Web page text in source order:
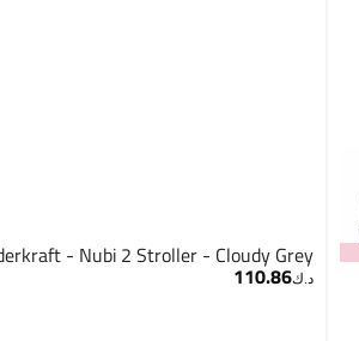
- Nubi 2 Stroller - Cloudy Grey
د.ك‏110.86